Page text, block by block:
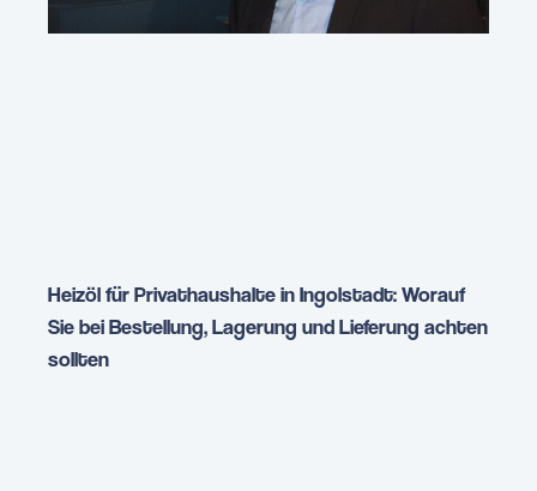
Heizöl für Privathaushalte in Ingolstadt: Worauf
Sie bei Bestellung, Lagerung und Lieferung achten
sollten